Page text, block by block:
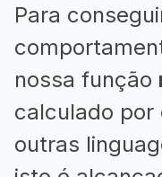
Para
nossa função
calculado por
outras